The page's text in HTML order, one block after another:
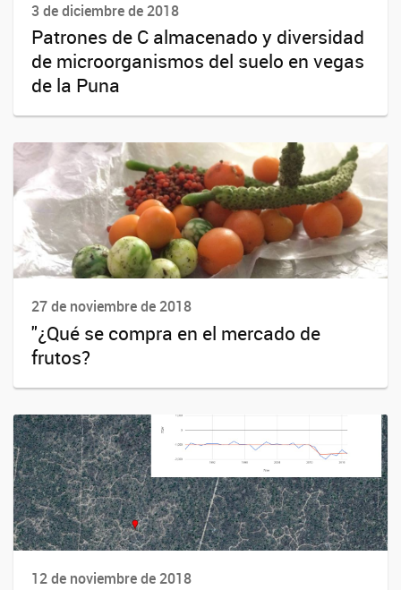
3 de diciembre de 2018
Patrones de C almacenado y diversidad
de microorganismos del suelo en vegas
de la Puna
27 de noviembre de 2018
"¿Qué se compra en el mercado de
frutos?
12 de noviembre de 2018